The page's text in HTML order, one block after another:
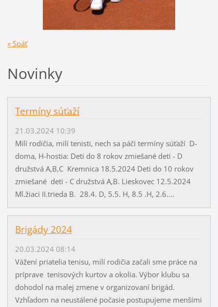
« Späť
Novinky
Termíny súťaží
21.03.2024 10:39
Milí rodičia, milí tenisti, nech sa páči termíny súťaží D-
doma, H-hostia: Deti do 8 rokov zmiešané deti - D
družstvá A,B,C Kremnica 18.5.2024 Deti do 10 rokov
zmiešané deti - C družstvá A,B. Lieskovec 12.5.2024
Ml.žiaci II.trieda B. 28.4. D, 5.5. H, 8.5 .H, 2.6....
Brigády 2024
20.03.2024 08:14
Vážení priatelia tenisu, milí rodičia začali sme práce na
príprave tenisových kurtov a okolia. Výbor klubu sa
dohodol na malej zmene v organizovaní brigád.
Vzhľadom na neustálené počasie postupujeme menšími